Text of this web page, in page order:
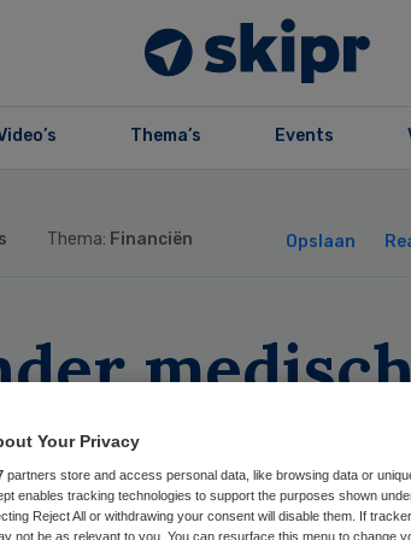
Thema’s Events
Thema: Financiën Opslaan
Your Privacy
partners store and access personal data, like browsing data or
enables tracking technologies to support the purposes shown
Reject All or withdrawing your consent will disable them. If
not be as relevant to you. You can resurface this menu to change